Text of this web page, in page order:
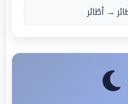
→ أطّائر